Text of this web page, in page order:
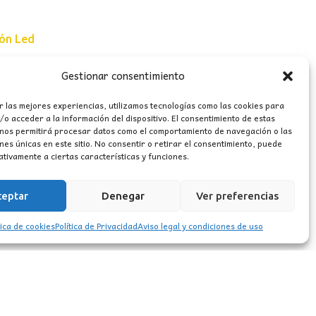
Gestionar consentimiento
las mejores experiencias, utilizamos tecnologías como las cookies para
acceder a la información del dispositivo. El consentimiento de estas
permitirá procesar datos como el comportamiento de navegación o las
únicas en este sitio. No consentir o retirar el consentimiento, puede
a ciertas características y funciones.
Denegar Ver preferencias
de cookiesPolítica de PrivacidadAviso legal y condiciones de uso
Led